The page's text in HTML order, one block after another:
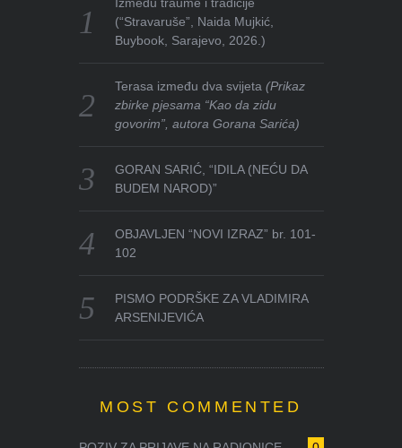
Između traume i tradicije
(“Stravaruše”, Naida Mujkić,
Buybook, Sarajevo, 2026.)
Terasa između dva svijeta(Prikaz
zbirke pjesama “Kao da zidu
govorim”, autora Gorana Sarića)
GORAN SARIĆ, “IDILA (NEĆU DA
BUDEM NAROD)”
OBJAVLJEN “NOVI IZRAZ” br. 101-
102
PISMO PODRŠKE ZA VLADIMIRA
ARSENIJEVIĆA
MOST COMMENTED